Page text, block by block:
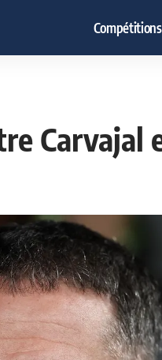
Compétitions
Carvajal